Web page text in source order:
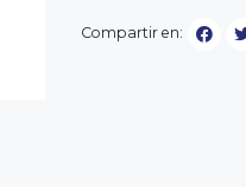
Compartir en: